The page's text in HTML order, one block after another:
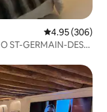
Calificación
4.95 (306)
ST-GERMAIN-DES-